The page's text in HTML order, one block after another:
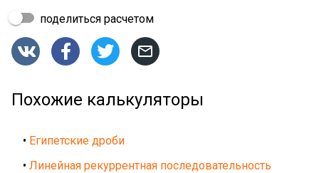
поделиться расчетом
   
Похожие калькуляторы
• Египетские дроби
• Линейная рекуррентная последовательность